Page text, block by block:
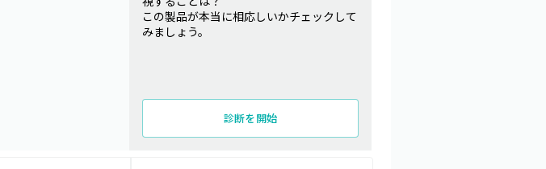
この製品が本当に相応しいかチェックして
みましょう。
診断を開始